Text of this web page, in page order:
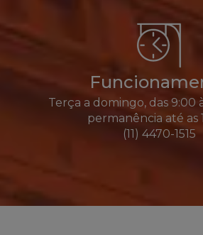
Terça a domingo, das 9:00
permanência até as
(11) 4470-1515